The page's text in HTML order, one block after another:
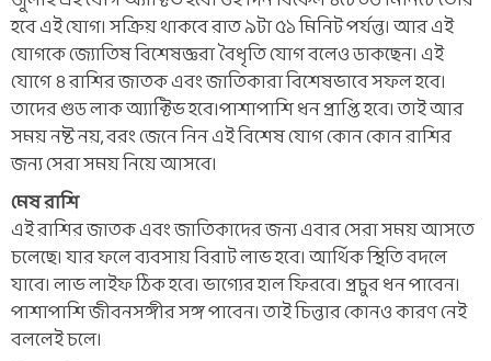
হবে এই যোগ। সক্রিয় থাকবে রাত ৯টা ৫১ মিনিট পর্যন্ত। আর এই
যোগকে জ্যোতিষ বিশেষজ্ঞরা বৈধৃতি যোগ বলেও ডাকছেন। এই
যোগে ৪ রাশির জাতক এবং জাতিকারা বিশেষভাবে সফল হবে।
তাদের গুড লাক অ্যাক্টিভ হবে।পাশাপাশি ধন প্রাপ্তি হবে। তাই আর
সময় নষ্ট নয়, বরং জেনে নিন এই বিশেষ যোগ কোন কোন রাশির
জন্য সেরা সময় নিয়ে আসবে।
মেষ রাশি
এই রাশির জাতক এবং জাতিকাদের জন্য এবার সেরা সময় আসতে
চলেছে। যার ফলে ব্যবসায় বিরাট লাভ হবে। আর্থিক স্থিতি বদলে
যাবে। লাভ লাইফ ঠিক হবে। ভাগ্যের হাল ফিরবে। প্রচুর ধন পাবেন।
পাশাপাশি জীবনসঙ্গীর সঙ্গ পাবেন। তাই চিন্তার কোনও কারণ নেই
বললেই চলে।